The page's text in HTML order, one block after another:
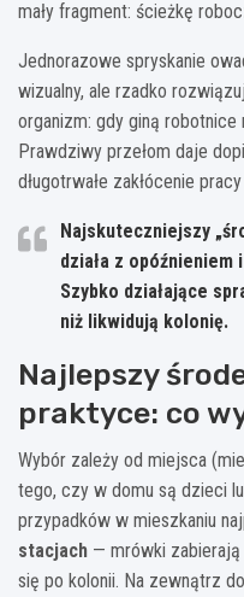
mały fragment: ścieżkę
Jednorazowe spryskanie
wizualny, ale rzadko
organizm: gdy giną robotnice
Prawdziwy przełom daje
długotrwałe zakłócenie
Najskuteczniejszy
działa z
Szybko działające
niż likwidują kolonię.
Najlepszy
praktyce: co
Wybór zależy od miejsca
tego, czy w domu są dzieci
przypadków w mieszkaniu
stacjach — mrówki zabierają
się po kolonii. Na zewnątrz